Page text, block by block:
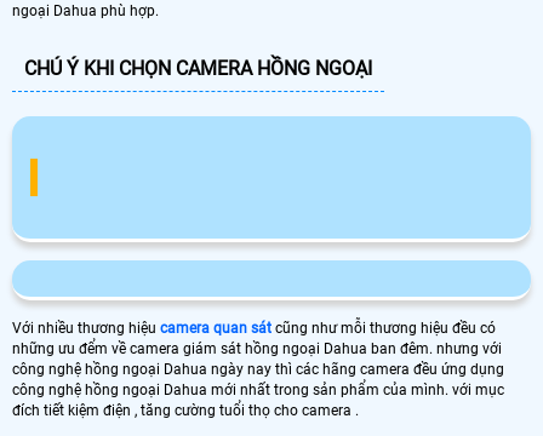
ngoại Dahua phù hợp.
CHÚ Ý KHI CHỌN CAMERA HỒNG NGOẠI
Với nhiều thương hiệu camera quan sát cũng như mỗi thương hiệu đều có
những ưu đểm về camera giám sát hồng ngoại Dahua ban đêm. nhưng với
công nghệ hồng ngoại Dahua ngày nay thì các hãng camera đều ứng dụng
công nghệ hồng ngoại Dahua mới nhất trong sản phẩm của mình. với mục
đích tiết kiệm điện , tăng cường tuổi thọ cho camera .